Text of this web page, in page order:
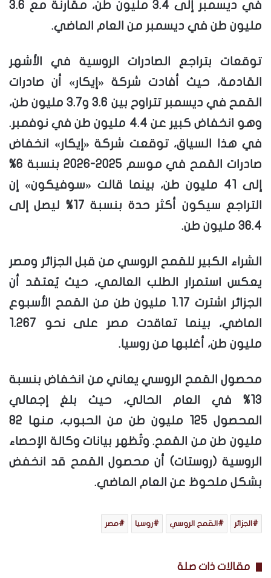
في ديسمبر إلى 3.4 مليون طن، مقارنة مع 3.6
مليون طن في ديسمبر من العام الماضي.
توقعات بتراجع الصادرات الروسية في الأشهر
القادمة، حيث أفادت شركة «إيكار» أن صادرات
القمح في ديسمبر تتراوح بين 3.6 و3.7 مليون طن،
وهو انخفاض كبير عن 4.4 مليون طن في نوفمبر.
في هذا السياق، توقعت شركة «إيكار» انخفاض
صادرات القمح في موسم 2025-2026 بنسبة 6%
إلى 41 مليون طن، بينما قالت «سوفيكون» إن
التراجع سيكون أكثر حدة بنسبة 17% ليصل إلى
36.4 مليون طن.
الشراء الكبير للقمح الروسي من قبل الجزائر ومصر
يعكس استمرار الطلب العالمي، حيث يُعتقد أن
الجزائر اشترت 1.17 مليون طن من القمح الأسبوع
الماضي، بينما تعاقدت مصر على نحو 1.267
مليون طن، أغلبها من روسيا.
محصول القمح الروسي يعاني من انخفاض بنسبة
13% في العام الحالي، حيث بلغ إجمالي
المحصول 125 مليون طن من الحبوب، منها 82
مليون طن من القمح. وتُظهر بيانات وكالة الإحصاء
الروسية (روستات) أن محصول القمح قد انخفض
بشكل ملحوظ عن العام الماضي.
الجزائر القمح الروسي روسيا مصر
مقالات ذات صلة